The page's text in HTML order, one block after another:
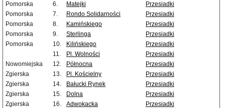
Pomorska
6. Matejki
Przesiadki
Pomorska
7. Rondo Solidarności
Przesiadki
Pomorska
8. Kamińskiego
Przesiadki
Pomorska
9. Sterlinga
Przesiadki
Pomorska
10. Kilińskiego
Przesiadki
11.
Pl. Wolności
Przesiadki
Nowomiejska
12. Północna
Przesiadki
Zgierska
13. Pl. Kościelny
Przesiadki
Zgierska
14. Bałucki Rynek
Przesiadki
Zgierska
15. Dolna
Przesiadki
Zgierska
16. Adwokacka
Przesiadki